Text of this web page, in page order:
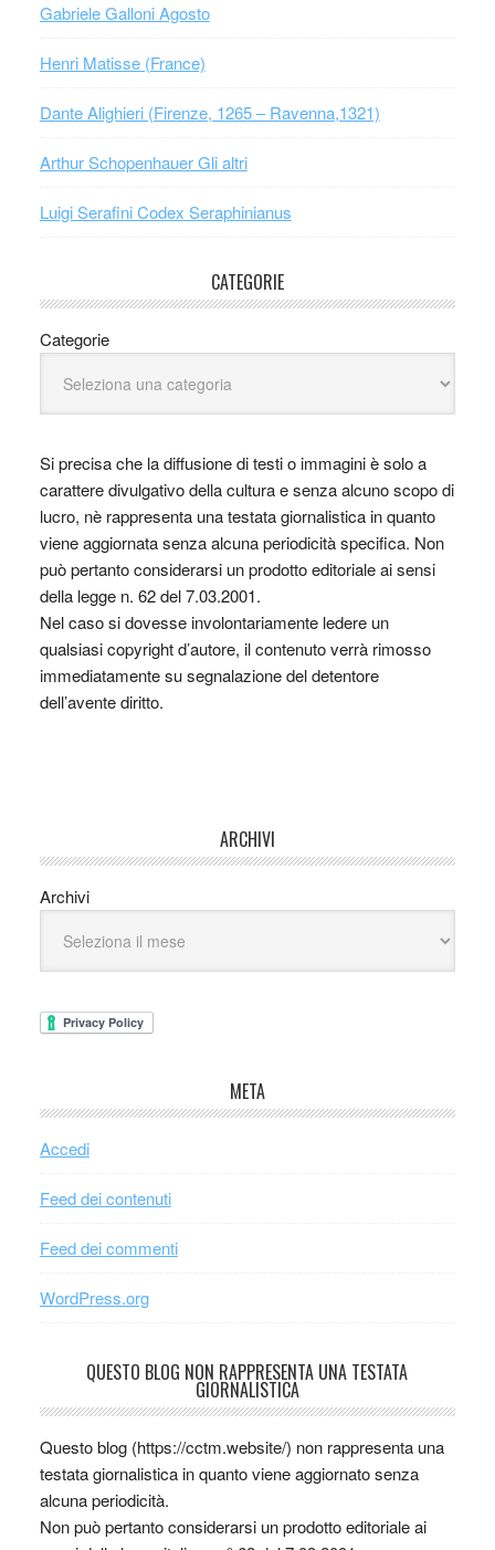
Gabriele Galloni Agosto
Henri Matisse (France)
Dante Alighieri (Firenze, 1265 – Ravenna,1321)
Arthur Schopenhauer Gli altri
Luigi Serafini Codex Seraphinianus
CATEGORIE
Categorie
Si precisa che la diffusione di testi o immagini è solo a
carattere divulgativo della cultura e senza alcuno scopo di
lucro, nè rappresenta una testata giornalistica in quanto
viene aggiornata senza alcuna periodicità specifica. Non
può pertanto considerarsi un prodotto editoriale ai sensi
della legge n. 62 del 7.03.2001.
Nel caso si dovesse involontariamente ledere un
qualsiasi copyright d’autore, il contenuto verrà rimosso
immediatamente su segnalazione del detentore
dell’avente diritto.
ARCHIVI
Archivi
META
Accedi
Feed dei contenuti
Feed dei commenti
WordPress.org
QUESTO BLOG NON RAPPRESENTA UNA TESTATA
GIORNALISTICA
Questo blog (https://cctm.website/) non rappresenta una
testata giornalistica in quanto viene aggiornato senza
alcuna periodicità.
Non può pertanto considerarsi un prodotto editoriale ai